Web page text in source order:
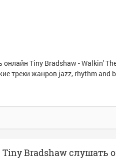
Tiny Bradshaw - Walkin'
треки жанров jazz, rhythm and
Tiny Bradshaw слушать